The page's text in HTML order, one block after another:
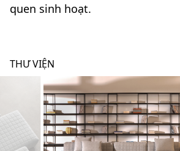
quen sinh hoạt.
THƯ VIỆN